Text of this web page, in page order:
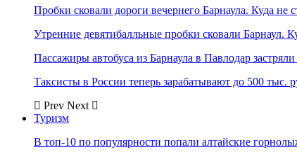
Пробки сковали дороги вечернего Барнаула. Куда не
Утренние девятибалльные пробки сковали Барнаул.
Пассажиры автобуса из Барнаула в Павлодар
Таксисты в России теперь зарабатывают до 500 тыс.
Prev Next
Туризм
В топ-10 по популярности попали алтайские